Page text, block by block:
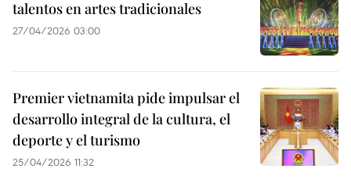
talentos en artes tradicionales
27/04/2026 03:00
Premier vietnamita pide impulsar el
desarrollo integral de la cultura, el
deporte y el turismo
25/04/2026 11:32